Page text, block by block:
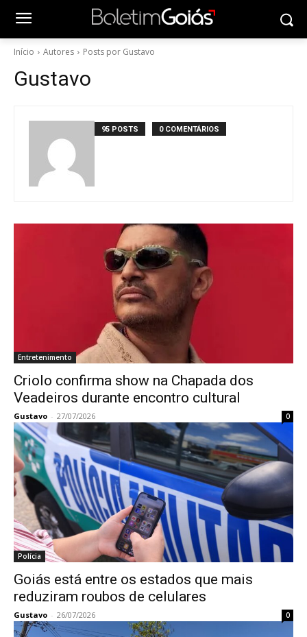
Início Autores Posts por Gustavo
Gustavo
95 POSTS 0 COMENTÁRIOS
Entretenimento
Criolo confirma show na Chapada dos
Veadeiros durante encontro cultural
Gustavo - 27/07/2026 0
Polícia
Goiás está entre os estados que mais
reduziram roubos de celulares
Gustavo - 26/07/2026 0